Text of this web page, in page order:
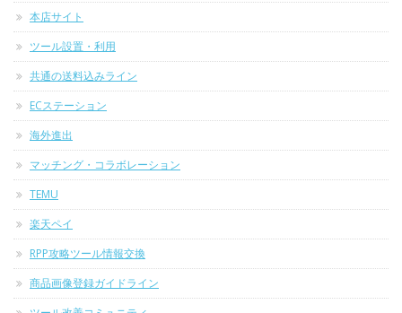
本店サイト
ツール設置・利用
共通の送料込みライン
ECステーション
海外進出
マッチング・コラボレーション
TEMU
楽天ペイ
RPP攻略ツール情報交換
商品画像登録ガイドライン